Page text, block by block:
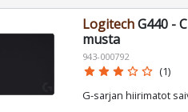
LogitechG440 -
musta
943-000792
star star star star_border star_border (1)
G-sarjan hiirimatot